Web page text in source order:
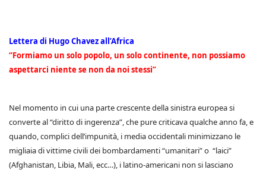
Lettera di Hugo Chavez all’Africa
“Formiamo un solo popolo, un solo continente, non possiamo
aspettarci niente se non da noi stessi”
Nel momento in cui una parte crescente della sinistra europea si
converte al “diritto di ingerenza”, che pure criticava qualche anno fa, e
quando, complici dell’impunità, i media occidentali minimizzano le
migliaia di vittime civili dei bombardamenti “umanitari” o “laici”
(Afghanistan, Libia, Mali, ecc…), i latino-americani non si lasciano